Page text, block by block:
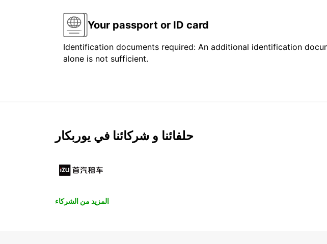
Your passport or ID card
Identification documents required: An additional identification
alone is not sufficient.
حلفائنا و شركائنا في يوربكار
المزيد من الشركاء